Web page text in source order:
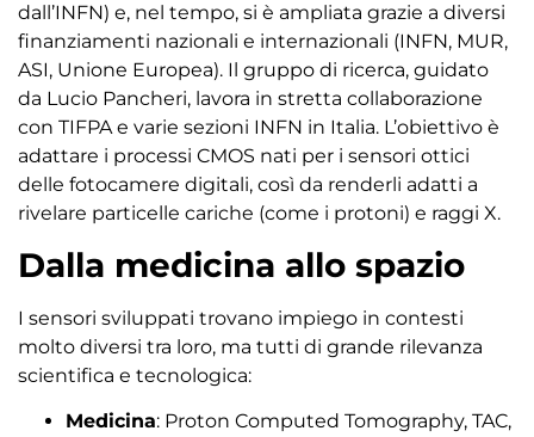
dall’INFN) e, nel tempo, si è ampliata grazie a diversi
finanziamenti nazionali e internazionali (INFN, MUR,
ASI, Unione Europea). Il gruppo di ricerca, guidato
da Lucio Pancheri, lavora in stretta collaborazione
con TIFPA e varie sezioni INFN in Italia. L’obiettivo è
adattare i processi CMOS nati per i sensori ottici
delle fotocamere digitali, così da renderli adatti a
rivelare particelle cariche (come i protoni) e raggi X.
Dalla medicina allo spazio
I sensori sviluppati trovano impiego in contesti
molto diversi tra loro, ma tutti di grande rilevanza
scientifica e tecnologica:
Medicina: Proton Computed Tomography, TAC,